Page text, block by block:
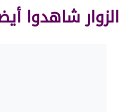
الزوار شاهدوا